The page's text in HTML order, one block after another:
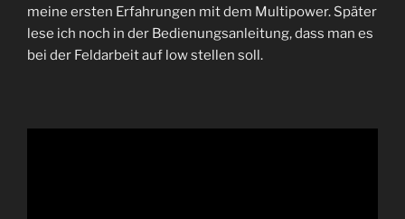
meine ersten Erfahrungen mit dem Multipower. Später
lese ich noch in der Bedienungsanleitung, dass man es
bei der Feldarbeit auf low stellen soll.